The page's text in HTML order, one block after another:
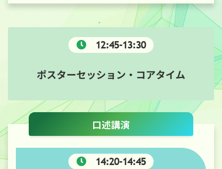
12:45-13:30
ポスターセッション・コアタイム
口述講演
14:20-14:45